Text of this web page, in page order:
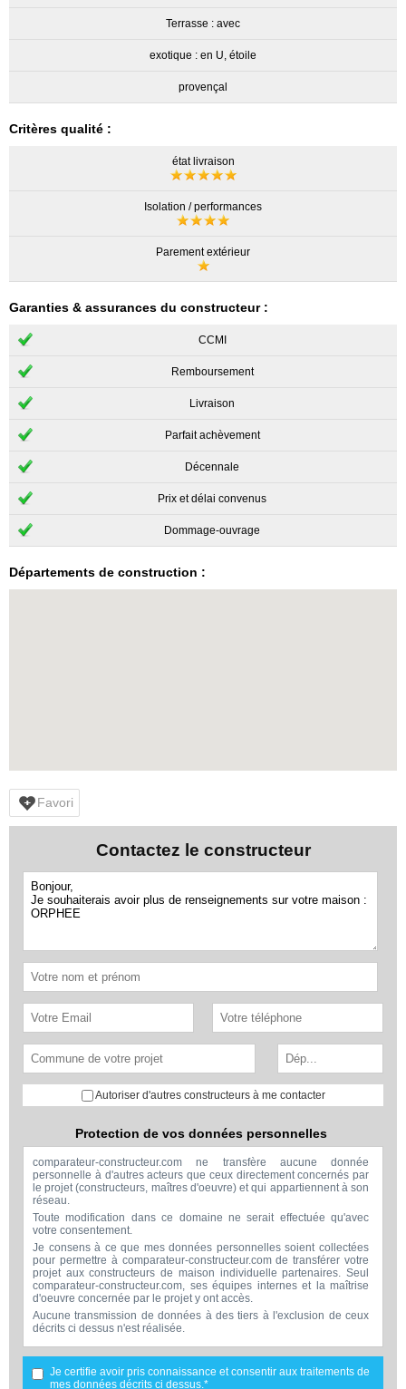
Terrasse : avec
exotique : en U, étoile
provençal
Critères qualité :
état livraison
Isolation / performances
Parement extérieur
Garanties & assurances du constructeur :
CCMI
Remboursement
Livraison
Parfait achèvement
Décennale
Prix et délai convenus
Dommage-ouvrage
Départements de construction :
Favori
Contactez le constructeur
Autoriser d'autres constructeurs à me contacter
Protection de vos données personnelles
comparateur-constructeur.com ne transfère aucune donnée
personnelle à d'autres acteurs que ceux directement concernés par
le projet (constructeurs, maîtres d'oeuvre) et qui appartiennent à son
réseau.
Toute modification dans ce domaine ne serait effectuée qu'avec
votre consentement.
Je consens à ce que mes données personnelles soient collectées
pour permettre à comparateur-constructeur.com de transférer votre
projet aux constructeurs de maison individuelle partenaires. Seul
comparateur-constructeur.com, ses équipes internes et la maîtrise
d'oeuvre concernée par le projet y ont accès.
Aucune transmission de données à des tiers à l'exclusion de ceux
décrits ci dessus n'est réalisée.
Mes données téléphoniques seront uniquement utilisées par
comparateur-constructeur.com et la maîtrise d'ouvrage concernée
par votre projet dans le cadre de la qualification et du suivi de mon
projet.
Je certifie avoir pris connaissance et consentir aux traitements de
mes données décrits ci dessus.*